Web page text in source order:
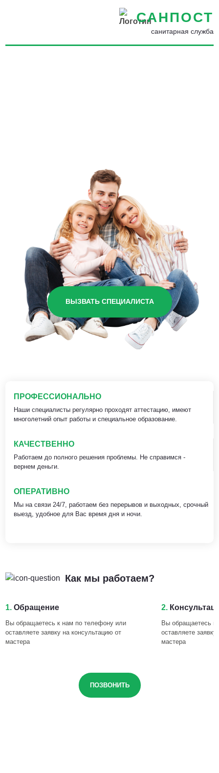
САНПОСТ
санитарная служба
ВЫЗВАТЬ СПЕЦИАЛИСТА
ПРОФЕССИОНАЛЬНО
Наши специалисты регулярно проходят аттестацию, имеют
многолетний опыт работы и специальное образование.
КАЧЕСТВЕННО
Работаем до полного решения проблемы. Не справимся -
вернем деньги.
ОПЕРАТИВНО
Мы на связи 24/7, работаем без перерывов и выходных, срочный
выезд, удобное для Вас время дня и ночи.
Как мы работаем?
1. Обращение
Вы обращаетесь к нам по телефону или
оставляете заявку на консультацию от
мастера
2.
Вы обращаетесь
оставляете
мастера
ПОЗВОНИТЬ